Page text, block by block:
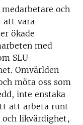
och
att vara
ökade
med
SLU
Omvärlden
möta oss som
inte enstaka
att arbeta runt
likvärdighet,